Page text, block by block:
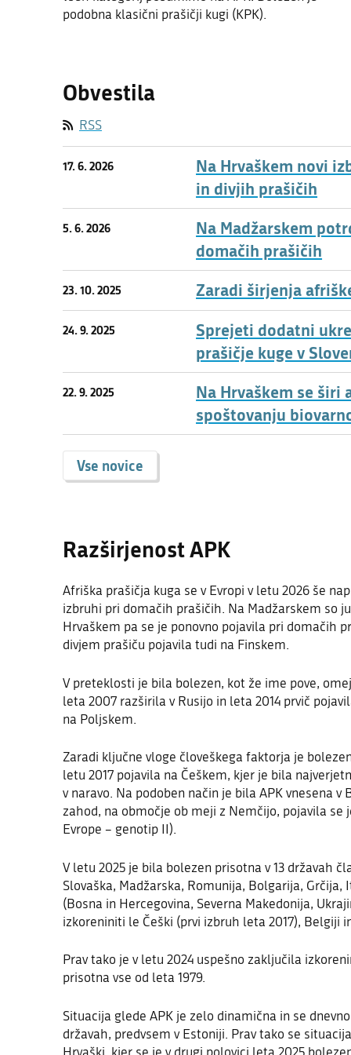
podobna klasični prašičji kugi (KPK).
Obvestila
RSS
17. 6. 2026
Na Hrvaškem novi
in divjih prašičih
5. 6. 2026
Na Madžarskem
domačih prašičih
23. 10. 2025 Zaradi širjenja
24. 9. 2025
Sprejeti dodatni
prašičje kuge v
22. 9. 2025
Na Hrvaškem se širi
spoštovanju
Vse novice
Razširjenost APK
Afriška prašičja kuga se v Evropi v letu 2026 še
izbruhi pri domačih prašičih. Na Madžarskem so
Hrvaškem pa se je ponovno pojavila pri domačih
divjem prašiču pojavila tudi na Finskem.
V preteklosti je bila bolezen, kot že ime pove,
leta 2007 razširila v Rusijo in leta 2014 prvič
na Poljskem.
Zaradi ključne vloge človeškega faktorja je
letu 2017 pojavila na Češkem, kjer je bila
v naravo. Na podoben način je bila APK vnesena
zahod, na območje ob meji z Nemčijo, pojavila
Evrope – genotip II).
V letu 2025 je bila bolezen prisotna v 13 državah
Slovaška, Madžarska, Romunija, Bolgarija,
(Bosna in Hercegovina, Severna Makedonija,
izkoreniniti le Češki (prvi izbruh leta 2017), Belgiji
Prav tako je v letu 2024 uspešno zaključila
prisotna vse od leta 1979.
Situacija glede APK je zelo dinamična in se
državah, predvsem v Estoniji. Prav tako se
Hrvaški, kjer se je v drugi polovici leta 2025